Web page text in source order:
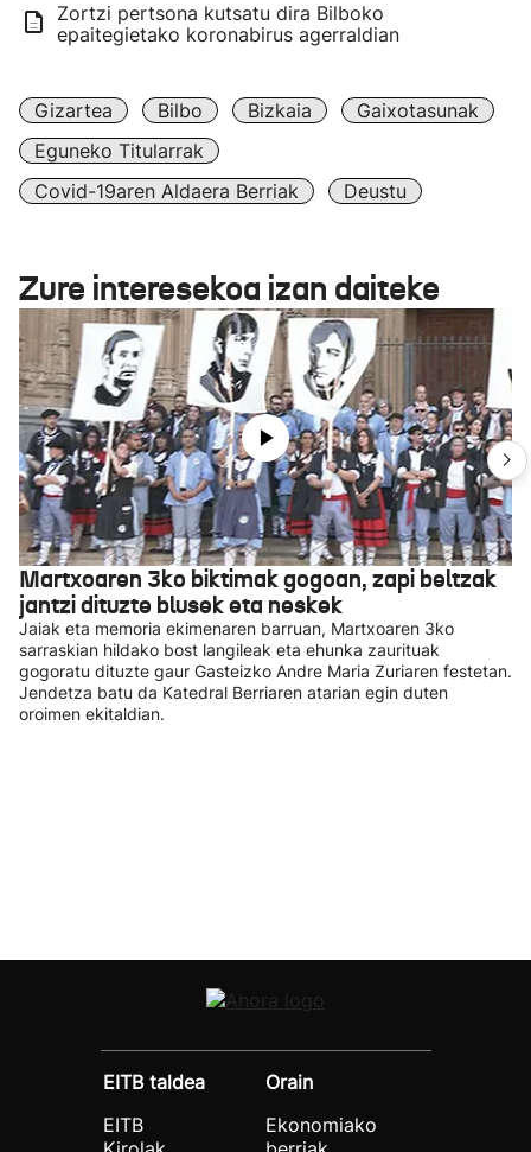
Zortzi pertsona kutsatu dira Bilboko
epaitegietako koronabirus agerraldian
Gizartea Bilbo Bizkaia
Gaixotasunak
Eguneko Titularrak
Covid-19aren Aldaera Berriak
Deustu
Zure interesekoa izan daiteke
Martxoaren 3ko biktimak gogoan, zapi beltzak
jantzi dituzte blusek eta neskek
Jaiak eta memoria ekimenaren barruan, Martxoaren 3ko
sarraskian hildako bost langileak eta ehunka zaurituak
gogoratu dituzte gaur Gasteizko Andre Maria Zuriaren festetan.
Jendetza batu da Katedral Berriaren atarian egin duten
oroimen ekitaldian.
EITB taldea
EITB
Orain
Ekonomiako